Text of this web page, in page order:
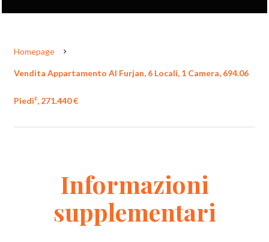
Homepage
Vendita Appartamento Al Furjan, 6 Locali, 1 Camera, 694.06
Piedi², 271.440 €
Informazioni
supplementari